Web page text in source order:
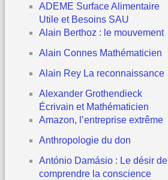
ADEME Surface Alimentaire
Utile et Besoins SAU
Alain Berthoz : le mouvement
Alain Connes Mathématicien
Alain Rey La reconnaissance
Alexander Grothendieck
Écrivain et Mathématicien
Amazon, l’entreprise extrême
Anthropologie du don
António Damásio : Le désir de
comprendre la conscience